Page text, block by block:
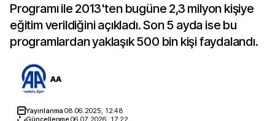
Programı ile 2013'ten bugüne 2,3 milyon kişiye
eğitim verildiğini açıkladı. Son 5 ayda ise bu
programlardan yaklaşık 500 bin kişi faydalandı.
AA
Yayınlanma08.06.2025, 12:48
Güncellenme06.07.2026, 17:22